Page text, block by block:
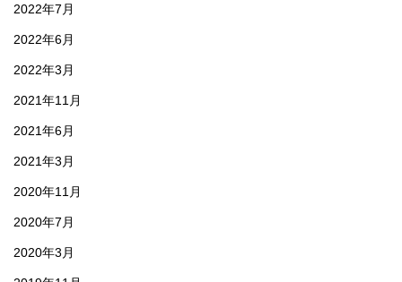
2022年7月
2022年6月
2022年3月
2021年11月
2021年6月
2021年3月
2020年11月
2020年7月
2020年3月